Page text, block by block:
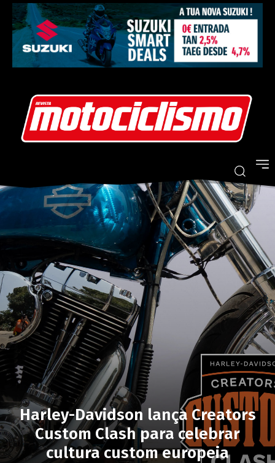
Harley-Davidson lança Creators
Custom Clash para celebrar
cultura custom europeia